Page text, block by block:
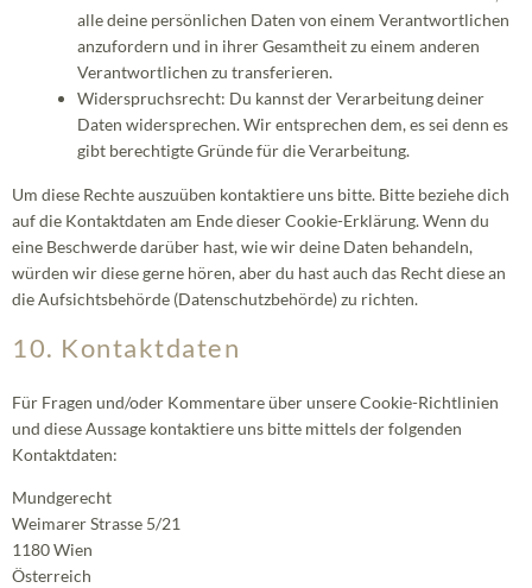
alle deine persönlichen Daten von einem Verantwortlichen
anzufordern und in ihrer Gesamtheit zu einem anderen
Verantwortlichen zu transferieren.
Widerspruchsrecht: Du kannst der Verarbeitung deiner
Daten widersprechen. Wir entsprechen dem, es sei denn es
gibt berechtigte Gründe für die Verarbeitung.
Um diese Rechte auszuüben kontaktiere uns bitte. Bitte beziehe dich
auf die Kontaktdaten am Ende dieser Cookie-Erklärung. Wenn du
eine Beschwerde darüber hast, wie wir deine Daten behandeln,
würden wir diese gerne hören, aber du hast auch das Recht diese an
die Aufsichtsbehörde (Datenschutzbehörde) zu richten.
10. Kontaktdaten
Für Fragen und/oder Kommentare über unsere Cookie-Richtlinien
und diese Aussage kontaktiere uns bitte mittels der folgenden
Kontaktdaten:
Mundgerecht
Weimarer Strasse 5/21
1180 Wien
Österreich